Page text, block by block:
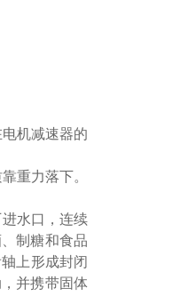
机减速器的
重力落下。
水口，连续
制糖和食品
上形成封闭
并携带固体